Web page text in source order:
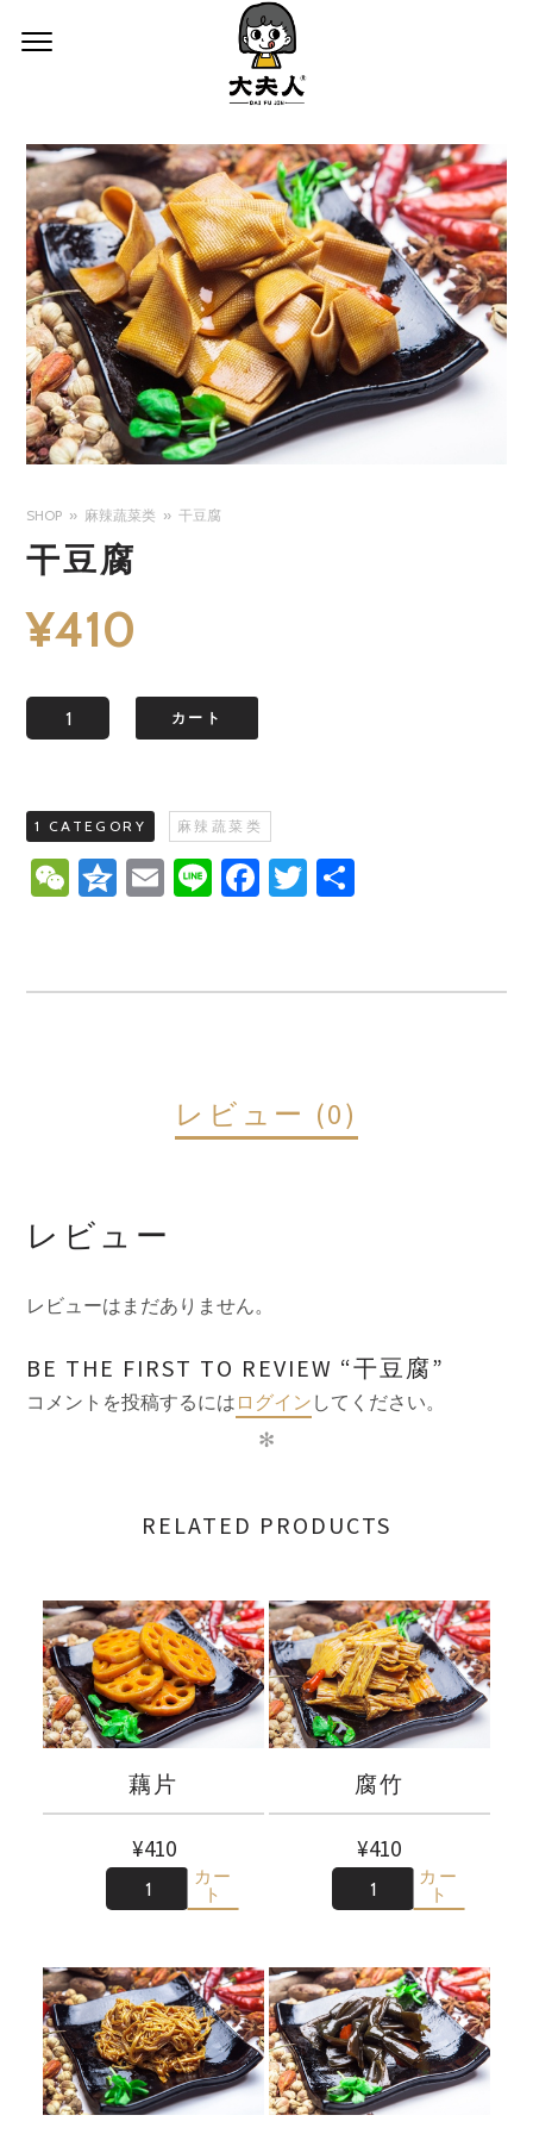
SHOP 麻辣蔬菜类 干豆腐
干豆腐
¥410
カート
1 CATEGORY 麻辣蔬菜类
WeChat
Qzone
Email
LineFacebook
Twitter
レビュー (0)
レビュー
レビューはまだありません。
BE THE FIRST TO REVIEW “干豆腐”
コメントを投稿するには ログイン してください。
✻
RELATED PRODUCTS
藕片
¥410
カー
ト
腐竹
¥410
カー
ト